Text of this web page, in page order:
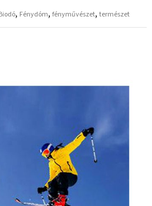
, Fénydóm,fényművészet,természet